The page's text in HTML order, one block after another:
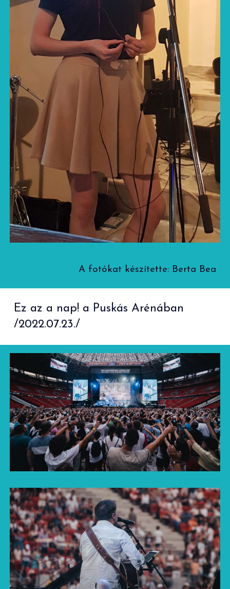
A fotókat készítette: Berta Bea
Ez az a nap! a Puskás Arénában
/2022.07.23./